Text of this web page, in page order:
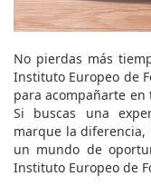
No pierdas más
Instituto Europeo de
para acompañarte
Si buscas una
marque la
un mundo de
Instituto Europeo de